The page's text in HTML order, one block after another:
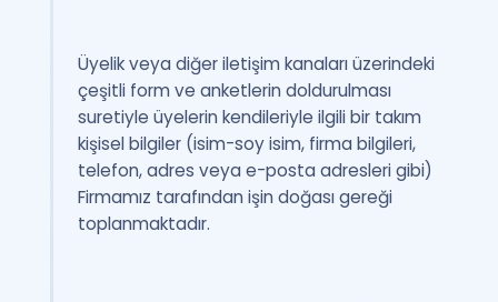
Üyelik veya diğer iletişim kanaları üzerindeki
çeşitli form ve anketlerin doldurulması
suretiyle üyelerin kendileriyle ilgili bir takım
kişisel bilgiler (isim-soy isim, firma bilgileri,
telefon, adres veya e-posta adresleri gibi)
Firmamız tarafından işin doğası gereği
toplanmaktadır.